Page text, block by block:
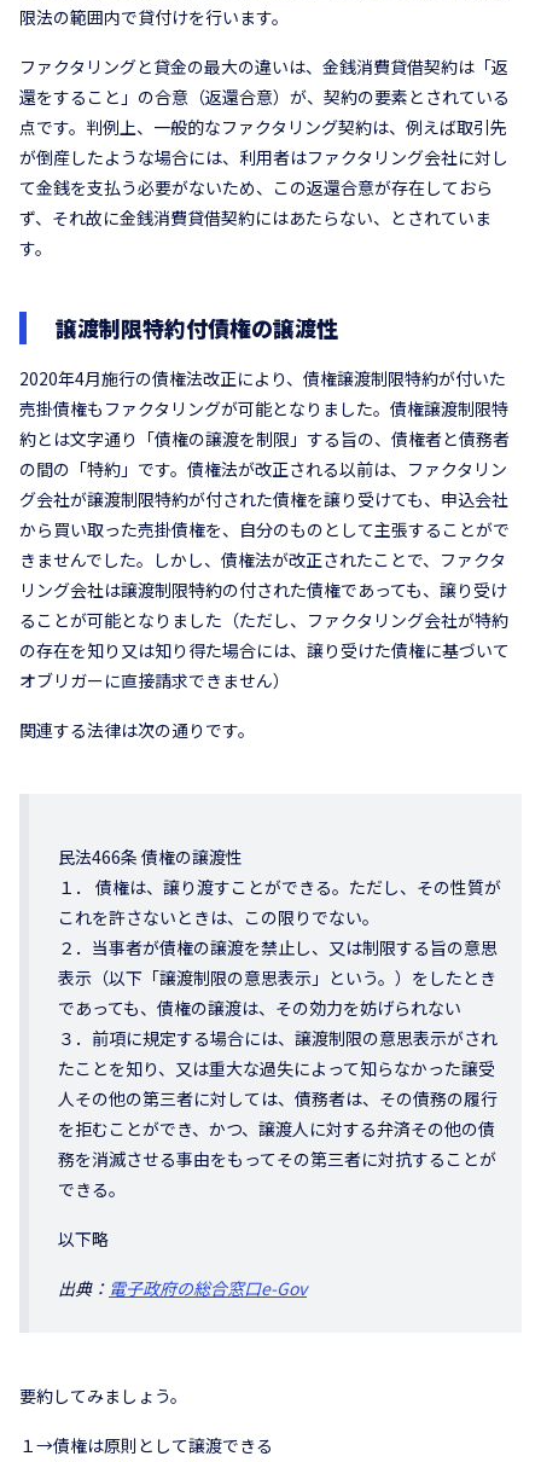
限法の範囲内で貸付けを行います。
ファクタリングと貸金の最大の違いは、金銭消費貸借契約は「返
還をすること」の合意（返還合意）が、契約の要素とされている
点です。判例上、一般的なファクタリング契約は、例えば取引先
が倒産したような場合には、利用者はファクタリング会社に対し
て金銭を支払う必要がないため、この返還合意が存在しておら
ず、それ故に金銭消費貸借契約にはあたらない、とされていま
す。
譲渡制限特約付債権の譲渡性
2020年4月施行の債権法改正により、債権譲渡制限特約が付いた
売掛債権もファクタリングが可能となりました。債権譲渡制限特
約とは文字通り「債権の譲渡を制限」する旨の、債権者と債務者
の間の「特約」です。債権法が改正される以前は、ファクタリン
グ会社が譲渡制限特約が付された債権を譲り受けても、申込会社
から買い取った売掛債権を、自分のものとして主張することがで
きませんでした。しかし、債権法が改正されたことで、ファクタ
リング会社は譲渡制限特約の付された債権であっても、譲り受け
ることが可能となりました（ただし、ファクタリング会社が特約
の存在を知り又は知り得た場合には、譲り受けた債権に基づいて
オブリガーに直接請求できません）
関連する法律は次の通りです。
民法466条 債権の譲渡性
１． 債権は、譲り渡すことができる。ただし、その性質が
これを許さないときは、この限りでない。
２．当事者が債権の譲渡を禁止し、又は制限する旨の意思
表示（以下「譲渡制限の意思表示」という。）をしたとき
であっても、債権の譲渡は、その効力を妨げられない
３．前項に規定する場合には、譲渡制限の意思表示がされ
たことを知り、又は重大な過失によって知らなかった譲受
人その他の第三者に対しては、債務者は、その債務の履行
を拒むことができ、かつ、譲渡人に対する弁済その他の債
務を消滅させる事由をもってその第三者に対抗することが
できる。
以下略
出典： 電子政府の総合窓口e-Gov
要約してみましょう。
１→債権は原則として譲渡できる